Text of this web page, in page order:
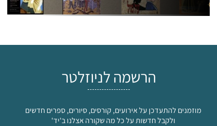
הרשמה לניוזלטר
מוזמנים להתעדכן על אירועים, קורסים, סיורים, ספרים חדשים
ולקבל חדשות על כל מה שקורה אצלנו ב'יד'